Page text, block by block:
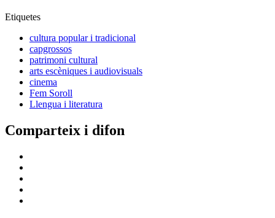
Etiquetes
cultura popular i tradicional
capgrossos
patrimoni cultural
arts escèniques i audiovisuals
cinema
Fem Soroll
Llengua i literatura
Comparteix i difon